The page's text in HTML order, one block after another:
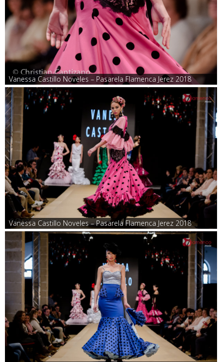
Vanessa Castillo Noveles – Pasarela Flamenca Jerez 2018
Vanessa Castillo Noveles – Pasarela Flamenca Jerez 2018